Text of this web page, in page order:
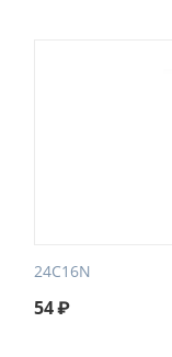
24C16N
54₽